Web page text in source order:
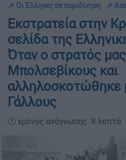
📌 Οι Έλληνες σε περιδίνηση
📌
Εκστρατεία στην
σελίδα της
Όταν o στρατός
Μπολσεβίκους και
αλληλοσκοτώθηκε
Γάλλους
🕛 χρόνος ανάγνωσης: 8 λεπτά